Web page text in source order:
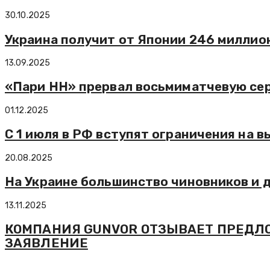
30.10.2025
Украина получит от Японии 246
13.09.2025
«Пари НН» прервал восьмиматчевую
01.12.2025
С 1 июля в РФ вступят ограничения на
20.08.2025
На Украине большинство чиновников и
13.11.2025
КОМПАНИЯ GUNVOR ОТЗЫВАЕТ
ЗАЯВЛЕНИЕ